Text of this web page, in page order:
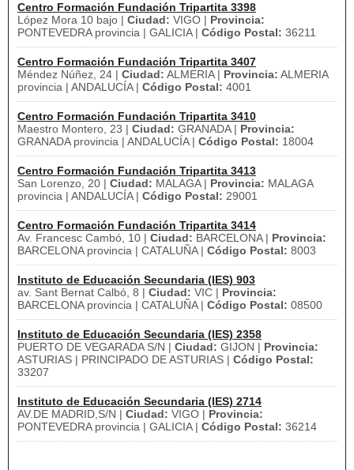
Centro Formación Fundación Tripartita 3398
López Mora 10 bajo | Ciudad: VIGO | Provincia:
PONTEVEDRA provincia | GALICIA | Código Postal: 36211
Centro Formación Fundación Tripartita 3407
Méndez Núñez, 24 | Ciudad: ALMERIA | Provincia: ALMERIA
provincia | ANDALUCÍA | Código Postal: 4001
Centro Formación Fundación Tripartita 3410
Maestro Montero, 23 | Ciudad: GRANADA | Provincia:
GRANADA provincia | ANDALUCÍA | Código Postal: 18004
Centro Formación Fundación Tripartita 3413
San Lorenzo, 20 | Ciudad: MALAGA | Provincia: MALAGA
provincia | ANDALUCÍA | Código Postal: 29001
Centro Formación Fundación Tripartita 3414
Av. Francesc Cambó, 10 | Ciudad: BARCELONA | Provincia:
BARCELONA provincia | CATALUÑA | Código Postal: 8003
Instituto de Educación Secundaria (IES) 903
av. Sant Bernat Calbó, 8 | Ciudad: VIC | Provincia:
BARCELONA provincia | CATALUÑA | Código Postal: 08500
Instituto de Educación Secundaria (IES) 2358
PUERTO DE VEGARADA S/N | Ciudad: GIJON | Provincia:
ASTURIAS | PRINCIPADO DE ASTURIAS | Código Postal:
33207
Instituto de Educación Secundaria (IES) 2714
AV.DE MADRID,S/N | Ciudad: VIGO | Provincia:
PONTEVEDRA provincia | GALICIA | Código Postal: 36214